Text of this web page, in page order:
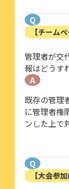
Q
【チーム
管理者が交
報はどうす
A
既存の管理
に管理者権
ンした上で
Q
【大会参